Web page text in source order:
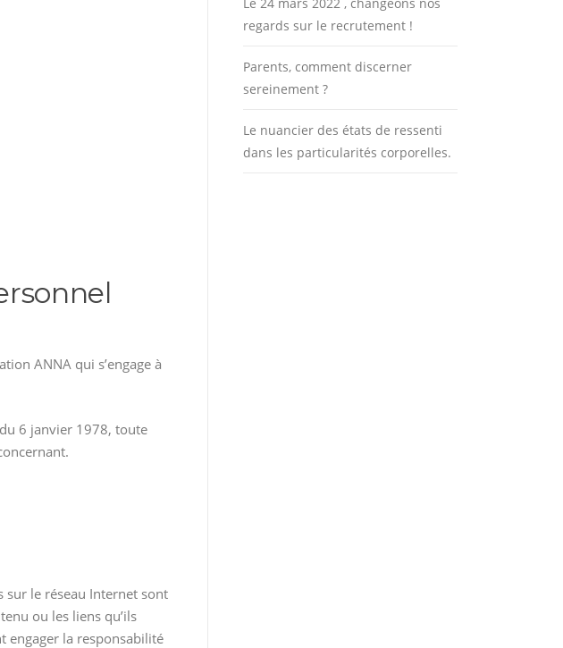
ANNA qui s’engage à
6 janvier 1978, toute
sur le réseau Internet sont
ou les liens qu’ils
engager la responsabilité
regards sur le recrutement !
Parents, comment discerner
sereinement ?
Le nuancier des états de ressenti
dans les particularités corporelles.